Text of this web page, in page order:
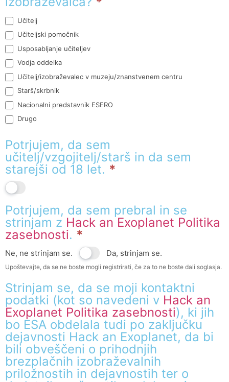
Učitelj
Učiteljski pomočnik
Usposabljanje učiteljev
Vodja oddelka
Učitelj/izobraževalec v muzeju/znanstvenem centru
Starš/skrbnik
Nacionalni predstavnik ESERO
Drugo
Potrjujem, da sem
učitelj/vzgojitelj/starš in da sem
starejši od 18 let. *
Potrjujem, da sem prebral in se
strinjam z Hack an Exoplanet Politika
zasebnosti. *
Ne, ne strinjam se. Da, strinjam se.
Upoštevajte, da se ne boste mogli registrirati, če za to ne boste dali soglasja.
Strinjam se, da se moji kontaktni
podatki (kot so navedeni v Hack an
Exoplanet Politika zasebnosti), ki jih
bo ESA obdelala tudi po zaključku
dejavnosti Hack an Exoplanet, da bi
bili obveščeni o prihodnjih
brezplačnih izobraževalnih
priložnostih in dejavnostih ter o